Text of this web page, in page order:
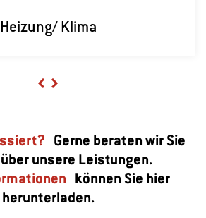
Heizung/ Klima
Previous
Next
Gerne beraten wir Sie
unsere Leistungen.
können Sie hier
herunterladen.